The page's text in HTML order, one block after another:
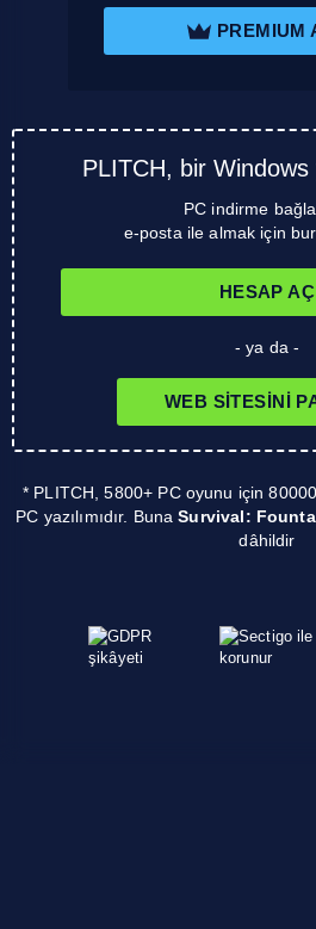
PREMIUM
PLITCH, bir Windows
PC indirme
e-posta ile almak için
HESAP AÇ
- ya da -
WEB SITESINI
* PLITCH, 5800+ PC oyunu için
PC yazılımıdır. BunaSurvival:
dâhildir